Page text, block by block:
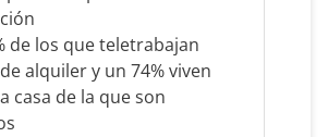
de los que teletrabajan
alquiler y un 74% viven
casa de la que son